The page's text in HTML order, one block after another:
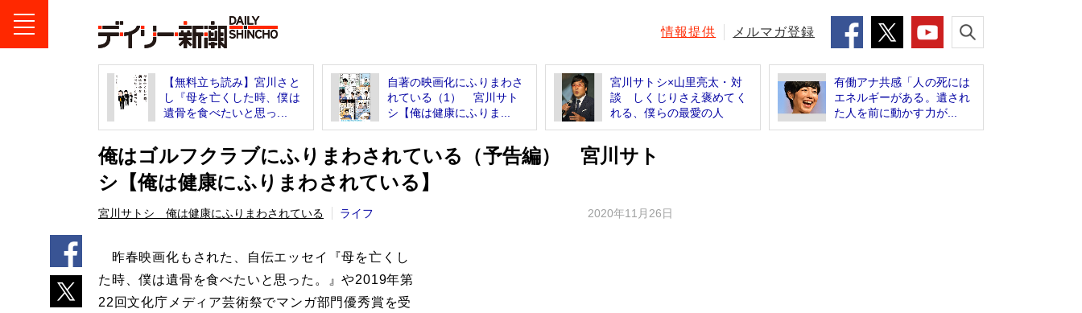
情報提供 メルマガ登録
【無料立ち読み】宮川さと
し『母を亡くした時、僕は
遺骨を食べたいと思っ...
自著の映画化にふりまわさ
れている（1） 宮川サト
シ【俺は健康にふりま...
宮川サトシ×山里亮太・対
談 しくじりさえ褒めてく
れる、僕らの最愛の人
有働アナ共感「人の死には
エネルギーがある。遺され
た人を前に動かす力が...
俺はゴルフクラブにふりまわされている（予告編） 宮川サト
シ【俺は健康にふりまわされている】
宮川サトシ 俺は健康にふりまわされている ライフ 2020年11月26日
昨春映画化もされた、自伝エッセイ『母を亡くし
た時、僕は遺骨を食べたいと思った。』や2019年第
22回文化庁メディア芸術祭でマンガ部門優秀賞を受